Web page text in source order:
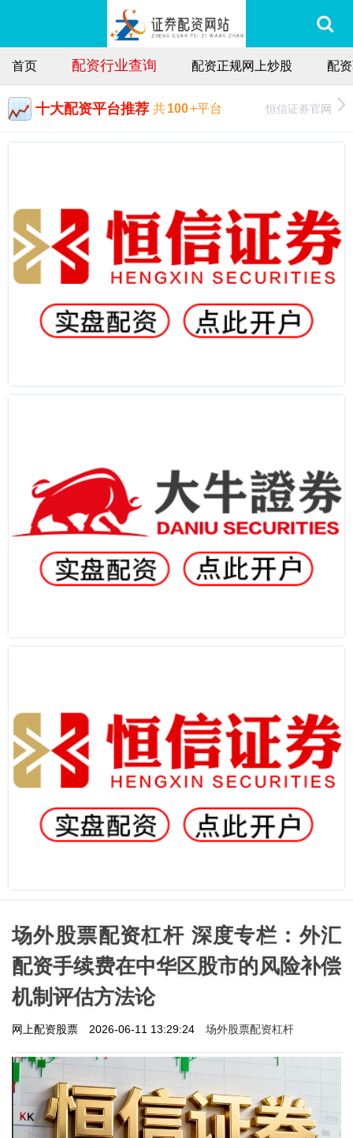
首页 配资行业查询 配资正规网上炒股 配
十大配资平台推荐 共100+平台 恒信证券官网
场外股票配资杠杆 深度专栏：外汇
配资手续费在中华区股市的风险补偿
机制评估方法论
网上配资股票 2026-06-11 13:29:24 场外股票配资杠杆